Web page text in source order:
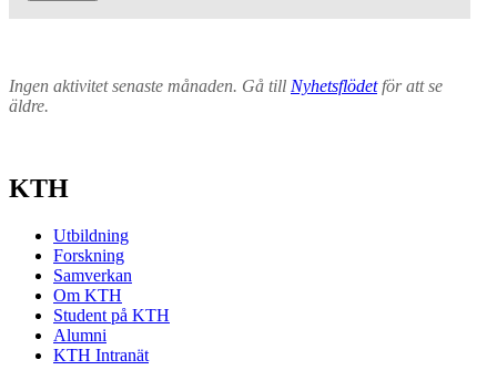
Ingen aktivitet senaste månaden. Gå till Nyhetsflödetför att se
äldre.
KTH
Utbildning
Forskning
Samverkan
Om KTH
Student på KTH
Alumni
KTH Intranät